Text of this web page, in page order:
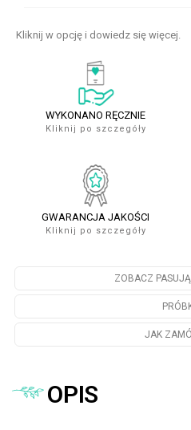
Kliknij w opcję i dowiedz się więcej.
WYKONANO RĘCZNIE
Kliknij po szczegóły
GWARANCJA JAKOŚCI
Kliknij po szczegóły
ZOBACZ
JAK
OPIS